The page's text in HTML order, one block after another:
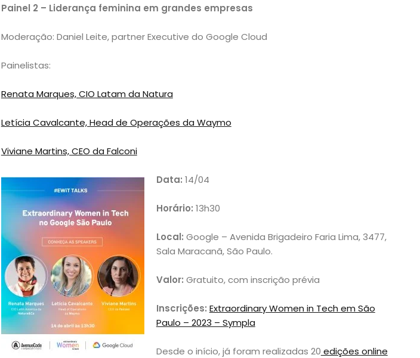
Negócios
Notícias
Viagens
e
Turismo
Painel 2 – Liderança feminina em grandes empresas
Moderação: Daniel Leite, partner Executive do Google Cloud
Painelistas:
Renata Marques, CIO Latam da Natura
Letícia Cavalcante, Head de Operações da Waymo
Viviane Martins, CEO da Falconi
Data: 14/04
Horário: 13h30
Local: Google – Avenida Brigadeiro Faria Lima, 3477,
Sala Maracanã, São Paulo.
Valor: Gratuito, com inscrição prévia
Inscrições: Extraordinary Women in Tech em São
Paulo – 2023 – Sympla
Desde o início, já foram realizadas 20 edições online